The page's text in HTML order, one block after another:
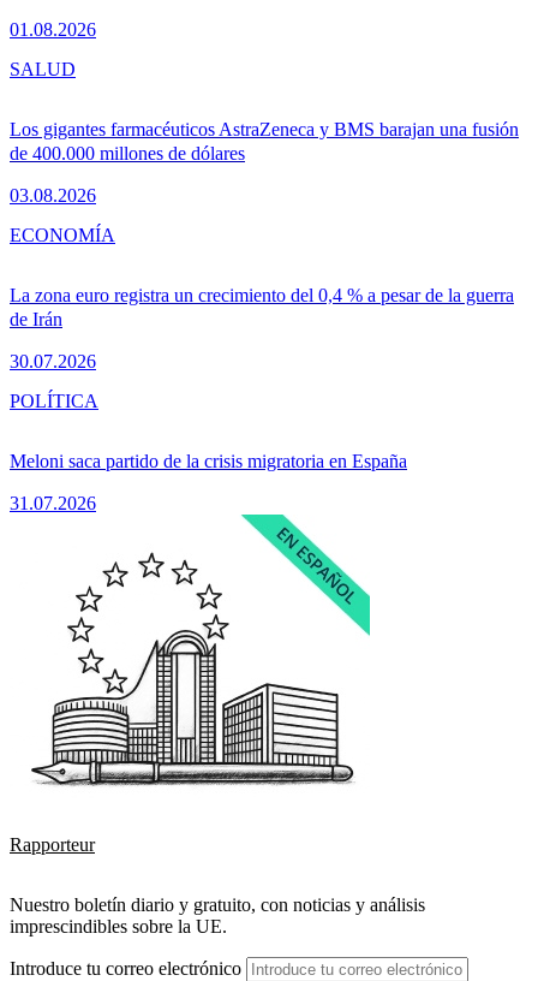
01.08.2026
Los gigantes farmacéuticos AstraZeneca y BMS barajan una fusión
de 400.000 millones de dólares
03.08.2026
SALUD
La zona euro registra un crecimiento del 0,4 % a pesar de la guerra
de Irán
30.07.2026
ECONOMÍA
Meloni saca partido de la crisis migratoria en España
31.07.2026
POLÍTICA
Rapporteur
Nuestro boletín diario y gratuito, con noticias y análisis
imprescindibles sobre la UE.
Introduce tu correo electrónico